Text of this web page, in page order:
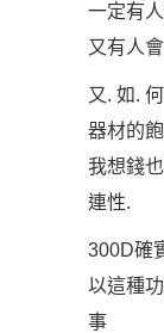
一定有
又有人
又. 如.
器材的
我想錢
連性.
300D確
以這種
事